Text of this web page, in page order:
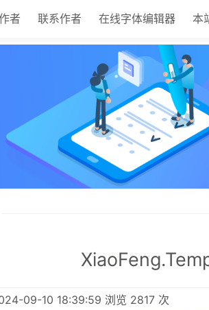
者 联系作者 在线字体编辑器 本
09-10 18:39:59 浏览 2817 次